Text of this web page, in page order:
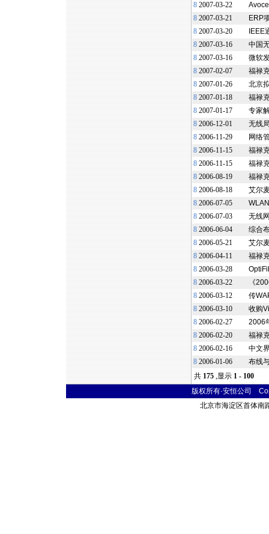
8 2007-03-22
8 2007-03-21
ERP
8 2007-03-20
8 2007-03-16
中国
8 2007-03-16
微软
8 2007-02-07
福禄
8 2007-01-26
北京
8 2007-01-18
福禄
8 2007-01-17
专家
8 2006-12-01
无线
8 2006-11-29
网络
8 2006-11-15
福禄
8 2006-11-15
福禄
8 2006-08-19
福禄
8 2006-08-18
艾尔
8 2006-07-05
8 2006-07-03
无线
8 2006-06-04
综合
8 2006-05-21
艾尔
8 2006-04-11
福禄
8 2006-03-28
8 2006-03-22
《
8 2006-03-12
传
8 2006-03-10
收购
8 2006-02-27
2006
8 2006-02-20
福禄
8 2006-02-16
中文
8 2006-01-06
布线
共 175 ,显示 1 - 100
版权所有·安恒公司
北京市海淀区首体南路9号